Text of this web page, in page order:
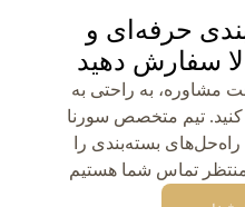
حرفه‌ای و
سفارش دهید
مشاوره، به راحتی به
تیم متخصص سورنا
بسته‌بندی را
منتظر تماس شما هستیم